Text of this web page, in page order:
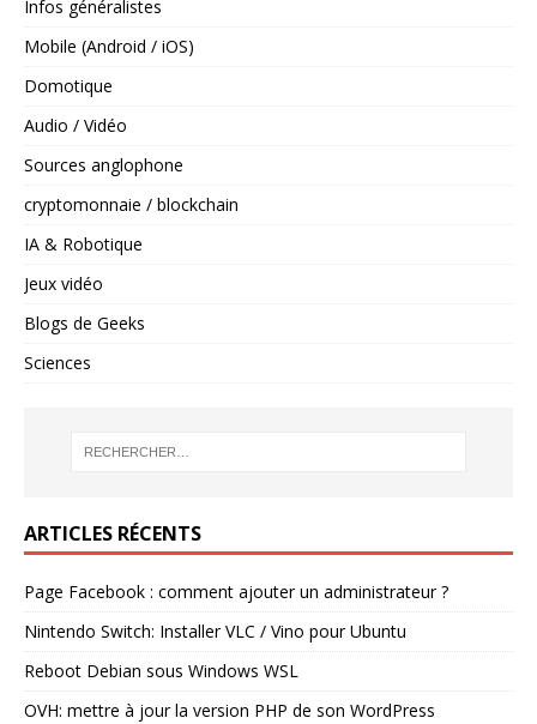
Infos généralistes
Mobile (Android / iOS)
Domotique
Audio / Vidéo
Sources anglophone
cryptomonnaie / blockchain
IA & Robotique
Jeux vidéo
Blogs de Geeks
Sciences
ARTICLES RÉCENTS
Page Facebook : comment ajouter un administrateur ?
Nintendo Switch: Installer VLC / Vino pour Ubuntu
Reboot Debian sous Windows WSL
OVH: mettre à jour la version PHP de son WordPress